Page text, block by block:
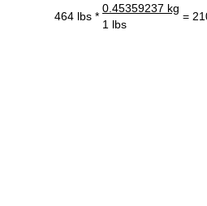
464 lbs *
0.45359237 kg
=
1 lbs